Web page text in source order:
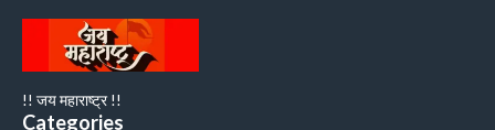
!! जय महाराष्ट्र !!
Categories